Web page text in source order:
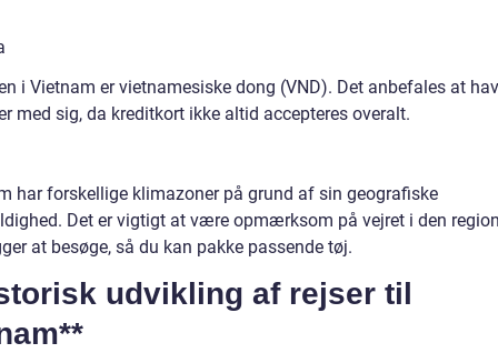
i Vietnam er vietnamesiske dong (VND). Det anbefales at
med sig, da kreditkort ikke altid accepteres overalt.
har forskellige klimazoner på grund af sin geografiske
Det er vigtigt at være opmærksom på vejret i den
at besøge, så du kan pakke passende tøj.
udvikling af rejser til